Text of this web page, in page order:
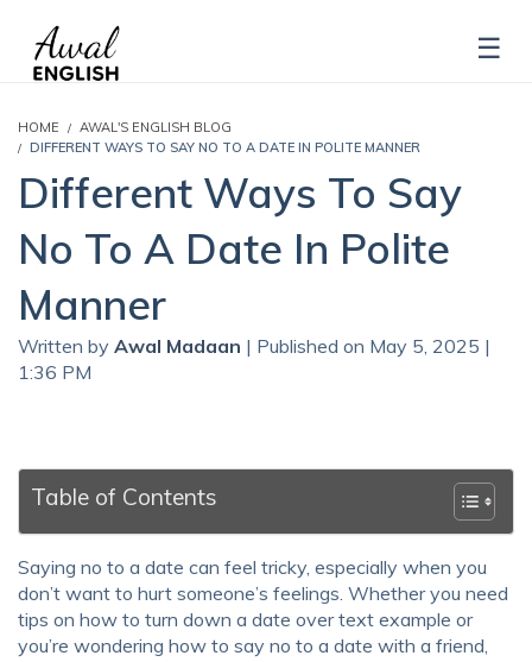
HOME
AWAL'S ENGLISH BLOG
DIFFERENT WAYS TO SAY NO TO A DATE IN POLITE MANNER
Different Ways To Say
No To A Date In Polite
Manner
Written by Awal Madaan | Published on May 5, 2025 |
1:36 PM
Table of Contents
Saying no to a date can feel tricky, especially when you
don’t want to hurt someone’s feelings. Whether you need
tips on how to turn down a date over text example or
you’re wondering how to say no to a date with a friend,